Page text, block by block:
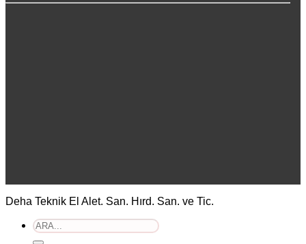
Deha Teknik El Alet. San. Hırd. San. ve Tic.
Ara: